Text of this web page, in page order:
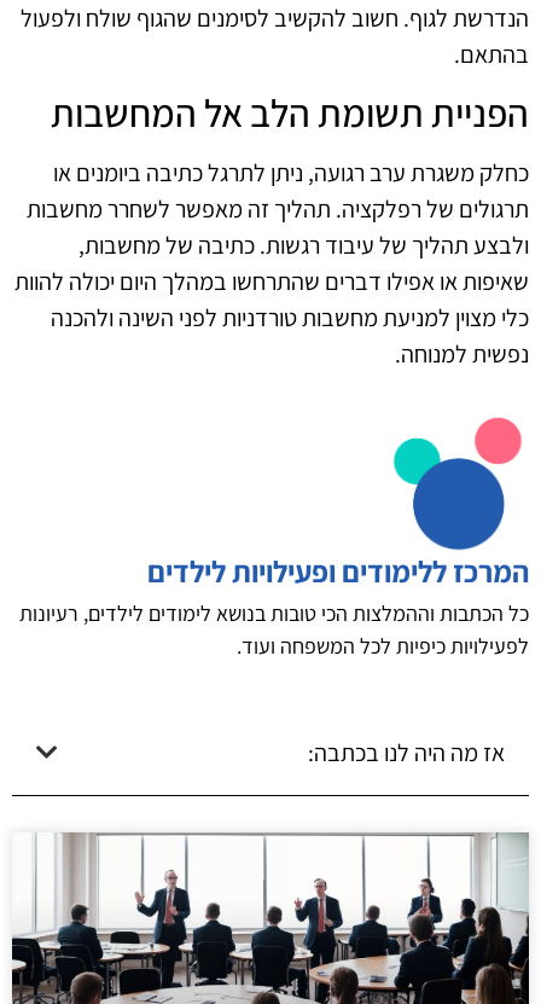
הנדרשת לגוף. חשוב להקשיב לסימנים שהגוף שולח ולפעול
בהתאם.
הפניית תשומת הלב אל המחשבות
כחלק משגרת ערב רגועה, ניתן לתרגל כתיבה ביומנים או
תרגולים של רפלקציה. תהליך זה מאפשר לשחרר מחשבות
ולבצע תהליך של עיבוד רגשות. כתיבה של מחשבות,
שאיפות או אפילו דברים שהתרחשו במהלך היום יכולה להוות
כלי מצוין למניעת מחשבות טורדניות לפני השינה ולהכנה
נפשית למנוחה.
המרכז ללימודים ופעילויות לילדים
כל הכתבות וההמלצות הכי טובות בנושא לימודים לילדים, רעיונות
לפעילויות כיפיות לכל המשפחה ועוד.
אז מה היה לנו בכתבה: